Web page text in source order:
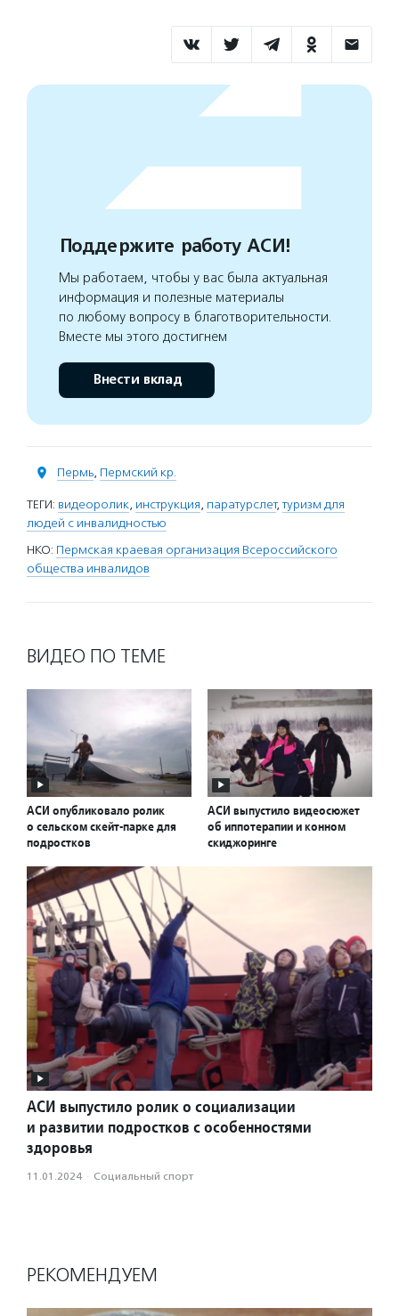
Поддержите работу АСИ!
Мы работаем, чтобы у вас была актуальная
информация и полезные материалы
по любому вопросу в благотворительности.
Вместе мы этого достигнем
Внести вклад
Пермь, Пермский кр.
ТЕГИ: видеоролик, инструкция, паратурслет,туризм для
людей с инвалидностью
НКО: Пермская краевая организация Всероссийского
общества инвалидов
ВИДЕО ПО ТЕМЕ
АСИ опубликовало ролик
о сельском скейт-парке для
подростков
АСИ выпустило видеосюжет
об иппотерапии и конном
скиджоринге
АСИ выпустило ролик о социализации
и развитии подростков с особенностями
здоровья
11.01.2024 · Социальный спорт
РЕКОМЕНДУЕМ